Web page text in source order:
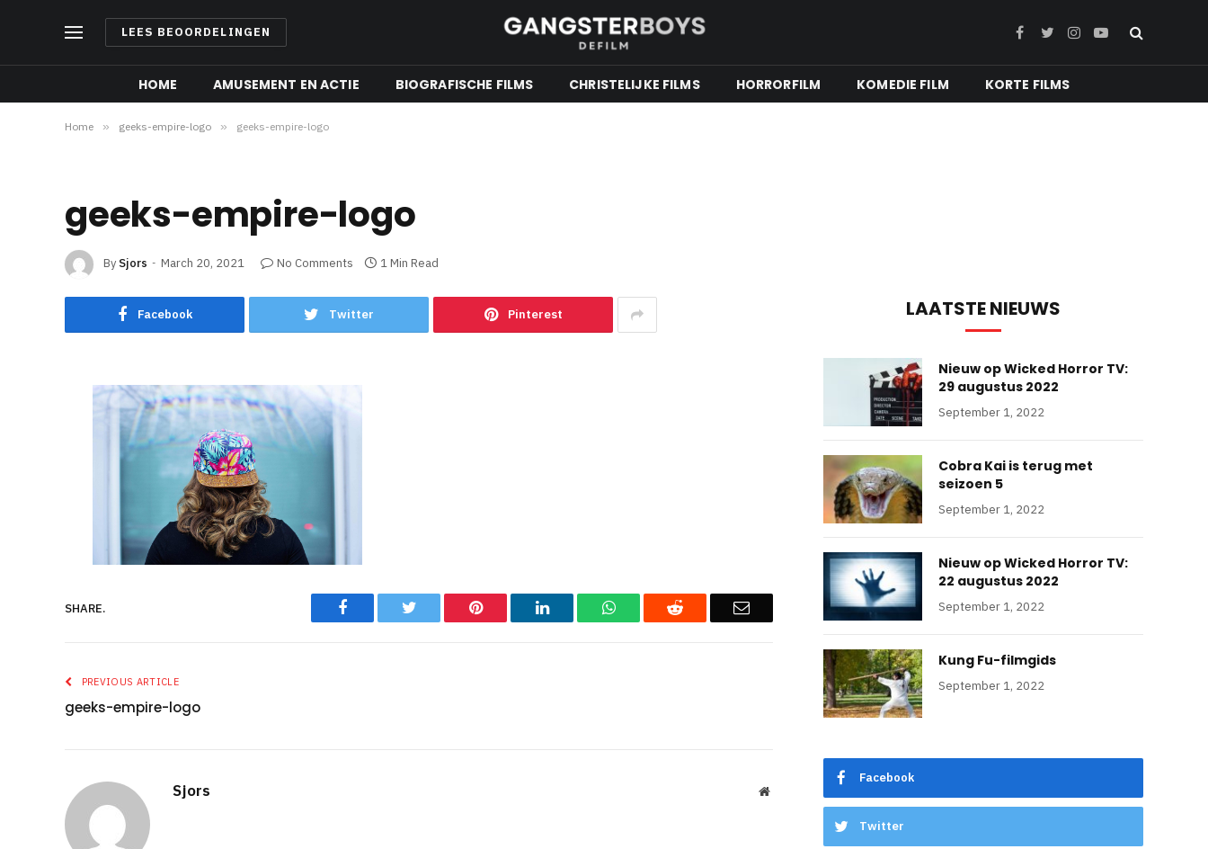
LEES BEOORDELINGEN Facebook
TwitterInstagram
YouTube
HOME AMUSEMENT EN ACTIE BIOGRAFISCHE FILMS CHRISTELIJKE FILMS HORRORFILM KOMEDIE FILM KORTE FILMS
Home » geeks-empire-logo » geeks-empire-logo
geeks-empire-logo
By Sjors March 20, 2021 No Comments 1 Min Read
Facebook Twitter Pinterest
SHARE. Facebook Twitter Pinterest LinkedIn WhatsAppReddit Email
PREVIOUS ARTICLE
geeks-empire-logo
Sjors Website
LAATSTE NIEUWS
Nieuw op Wicked Horror TV:
29 augustus 2022
September 1, 2022
Cobra Kai is terug met
seizoen 5
September 1, 2022
Nieuw op Wicked Horror TV:
22 augustus 2022
September 1, 2022
Kung Fu-filmgids
September 1, 2022
Facebook
Twitter